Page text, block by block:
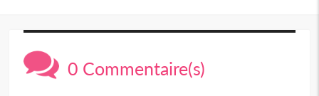
0 Commentaire(s)